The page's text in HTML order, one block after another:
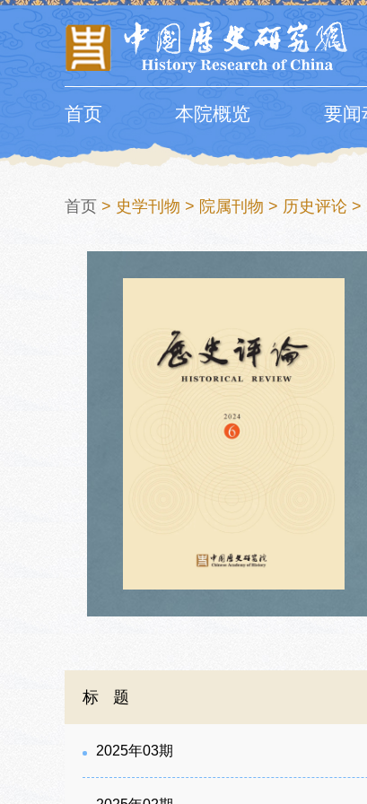
首页 本院概览 要闻
首页 > 史学刊物 > 院属刊物 > 历史评论 >
标题
2025年03期